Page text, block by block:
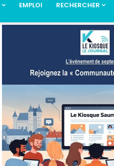
EMPLOI RECHERCHER